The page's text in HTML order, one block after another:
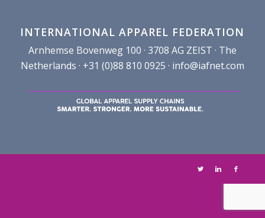
INTERNATIONAL APPAREL FEDERATION
Arnhemse Bovenweg 100 · 3708 AG ZEIST · The
Netherlands · +31 (0)88 810 0925 · info@iafnet.com